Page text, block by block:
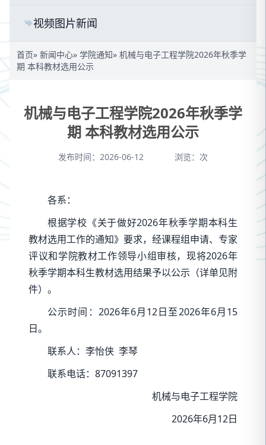
视频图片新闻
首页» 新闻中心» 学院通知» 机械与电子工程学院2026年秋季学
期 本科教材选用公示
机械与电子工程学院2026年秋季学
期 本科教材选用公示
发布时间：2026-06-12 浏览： 次
各系：
根据学校《关于做好2026年秋季学期本科生
教材选用工作的通知》要求，经课程组申请、专家
评议和学院教材工作领导小组审核，现将2026年
秋季学期本科生教材选用结果予以公示（详单见附
件）。
公示时间：2026年6月12日至2026年6月15
日。
联系人：李怡侠 李琴
联系电话：87091397
机械与电子工程学院
2026年6月12日